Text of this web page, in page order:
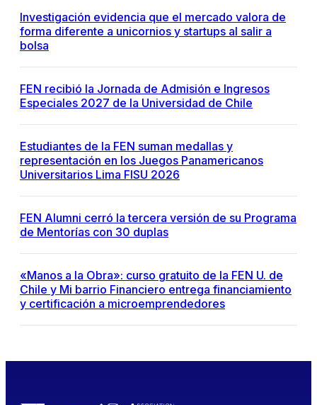
Investigación evidencia que el mercado valora de
forma diferente a unicornios y startups al salir a
bolsa
FEN recibió la Jornada de Admisión e Ingresos
Especiales 2027 de la Universidad de Chile
Estudiantes de la FEN suman medallas y
representación en los Juegos Panamericanos
Universitarios Lima FISU 2026
FEN Alumni cerró la tercera versión de su Programa
de Mentorías con 30 duplas
«Manos a la Obra»: curso gratuito de la FEN U. de
Chile y Mi barrio Financiero entrega financiamiento
y certificación a microemprendedores